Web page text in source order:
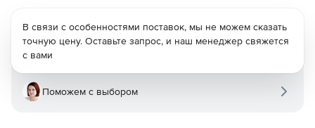
В связи с особенностями поставок, мы не можем сказать
точную цену. Оставьте запрос, и наш менеджер свяжется
с вами
Поможем с выбором